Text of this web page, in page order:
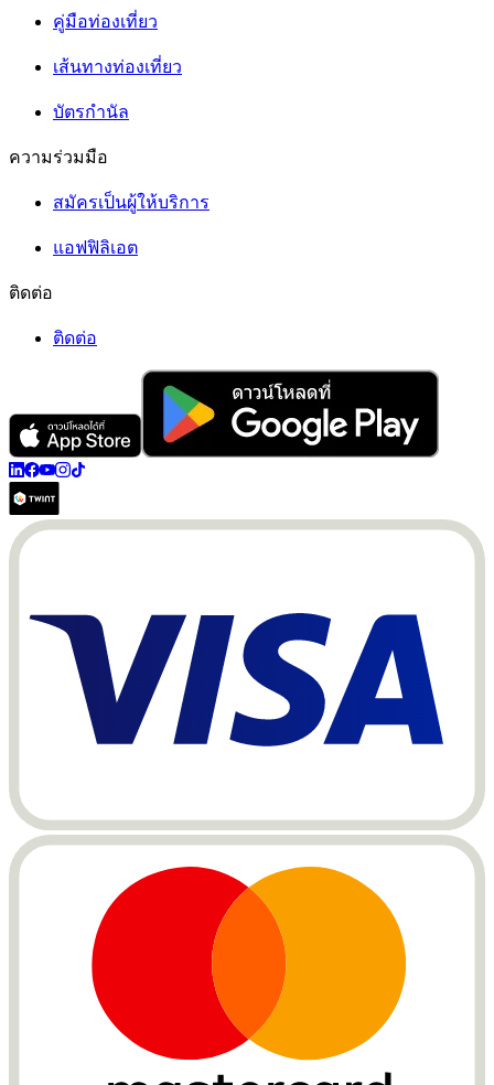
คู่มือท่องเที่ยว
เส้นทางท่องเที่ยว
บัตรกำนัล
ความร่วมมือ
สมัครเป็นผู้ให้บริการ
แอฟฟิลิเอต
ติดต่อ
ติดต่อ